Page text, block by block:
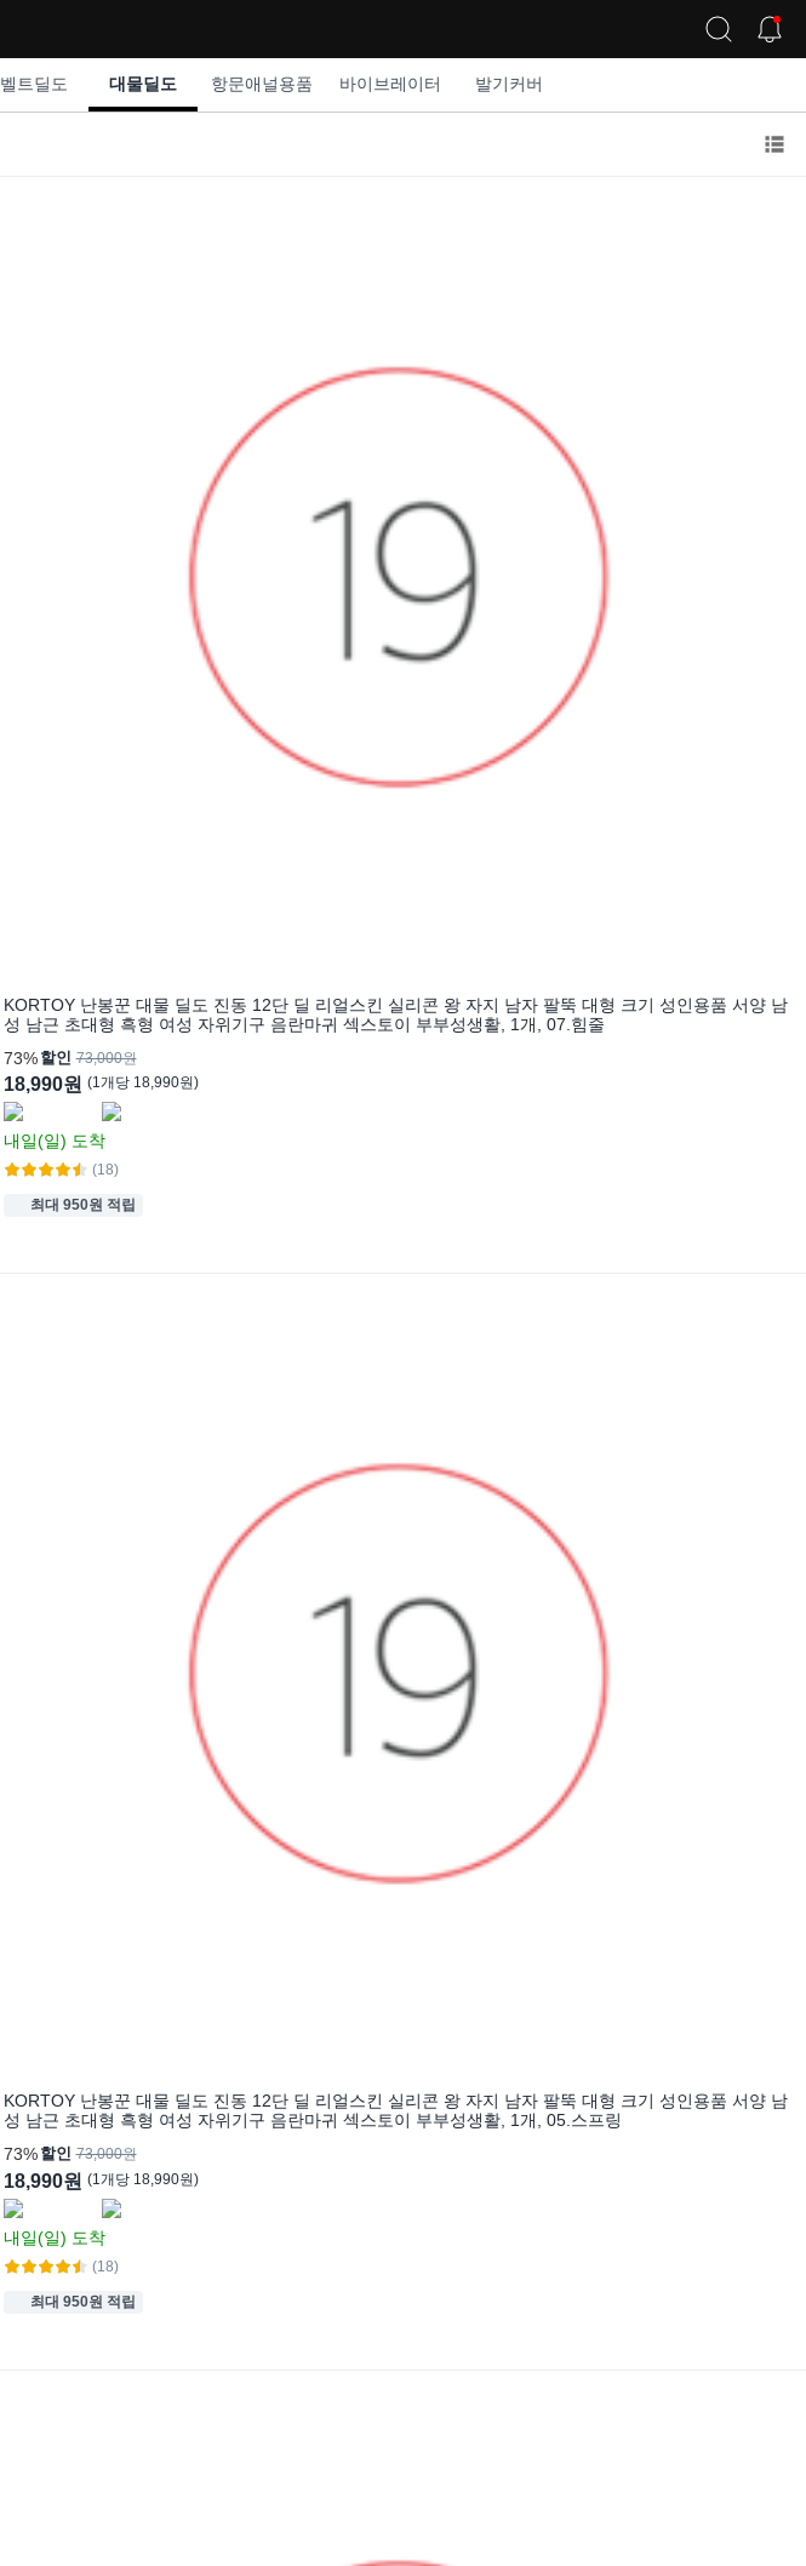
벨트딜도 대물딜도 항문애널용품 바이브레이터 발기커버
KORTOY 난봉꾼 대물 딜도 진동 12단 딜 리얼스킨 실리콘 왕 자지 남자 팔뚝 대형 크기 성인용품 서양 남
성 남근 초대형 흑형 여성 자위기구 음란마귀 섹스토이 부부성생활, 1개, 07.힘줄
73% 할인 73,000원
18,990원 (1 개당 18,990원)
내일(일) 도착
(18)
최대 950원 적립
KORTOY 난봉꾼 대물 딜도 진동 12단 딜 리얼스킨 실리콘 왕 자지 남자 팔뚝 대형 크기 성인용품 서양 남
성 남근 초대형 흑형 여성 자위기구 음란마귀 섹스토이 부부성생활, 1개, 05.스프링
73% 할인 73,000원
18,990원 (1 개당 18,990원)
내일(일) 도착
(18)
최대 950원 적립